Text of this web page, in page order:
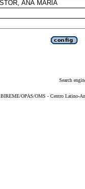
Search
BIREME/OPAS/OMS - Centro Latino-